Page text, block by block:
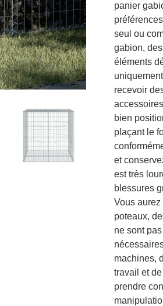
panier
seul ou
gabion,
éléments
recevoir
bien
plaçant le
et
est très
blessures
Vous
poteaux,
ne sont
machines,
travail et
prendre